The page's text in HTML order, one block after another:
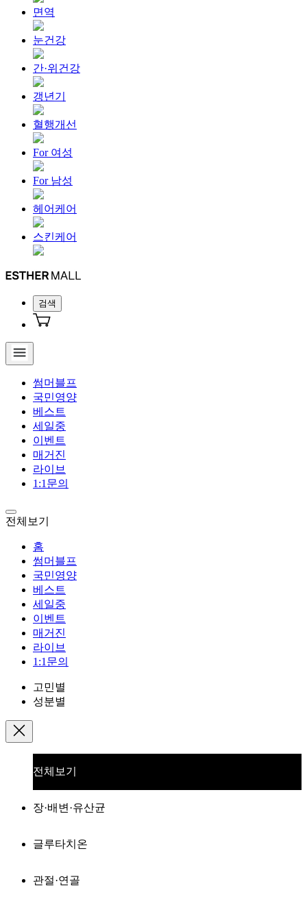
면역
눈건강
간·위건강
갱년기
혈행개선
For 여성
For 남성
헤어케어
스킨케어
검색
썸머블프
국민영양
베스트
세일중
이벤트
매거진
라이브
1:1문의
전체보기
홈
썸머블프
국민영양
베스트
세일중
이벤트
매거진
라이브
1:1문의
고민별
성분별
전체보기
장·배변·유산균
글루타치온
관절·연골